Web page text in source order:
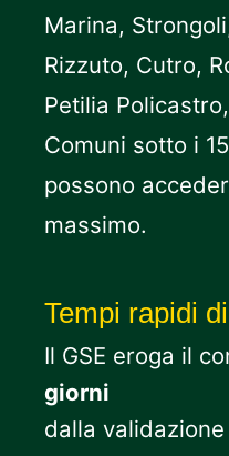
Marina,
Rizzuto, Cutro,
Petilia
Comuni sotto i
possono
massimo.
Tempi rapidi
Il GSE eroga il
giorni
dalla